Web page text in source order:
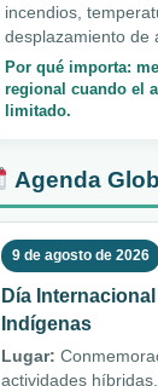
incendios,
desplazamiento de
Por qué importa:
regional cuando el
limitado.
Agenda
9 de agosto de 2026
Día
Indígenas
Lugar:
actividades híbridas.